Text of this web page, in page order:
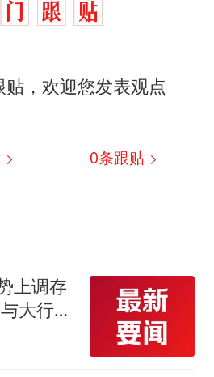
贴，欢迎您发表观点
0条跟贴
上调存
大行集